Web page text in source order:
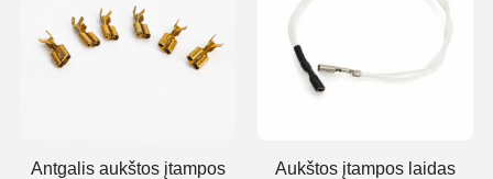
Antgalis aukštos įtampos
Aukštos įtampos laidas